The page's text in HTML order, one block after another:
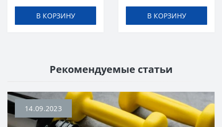
В КОРЗИНУ В КОРЗИНУ
Рекомендуемые статьи
14.09.2023